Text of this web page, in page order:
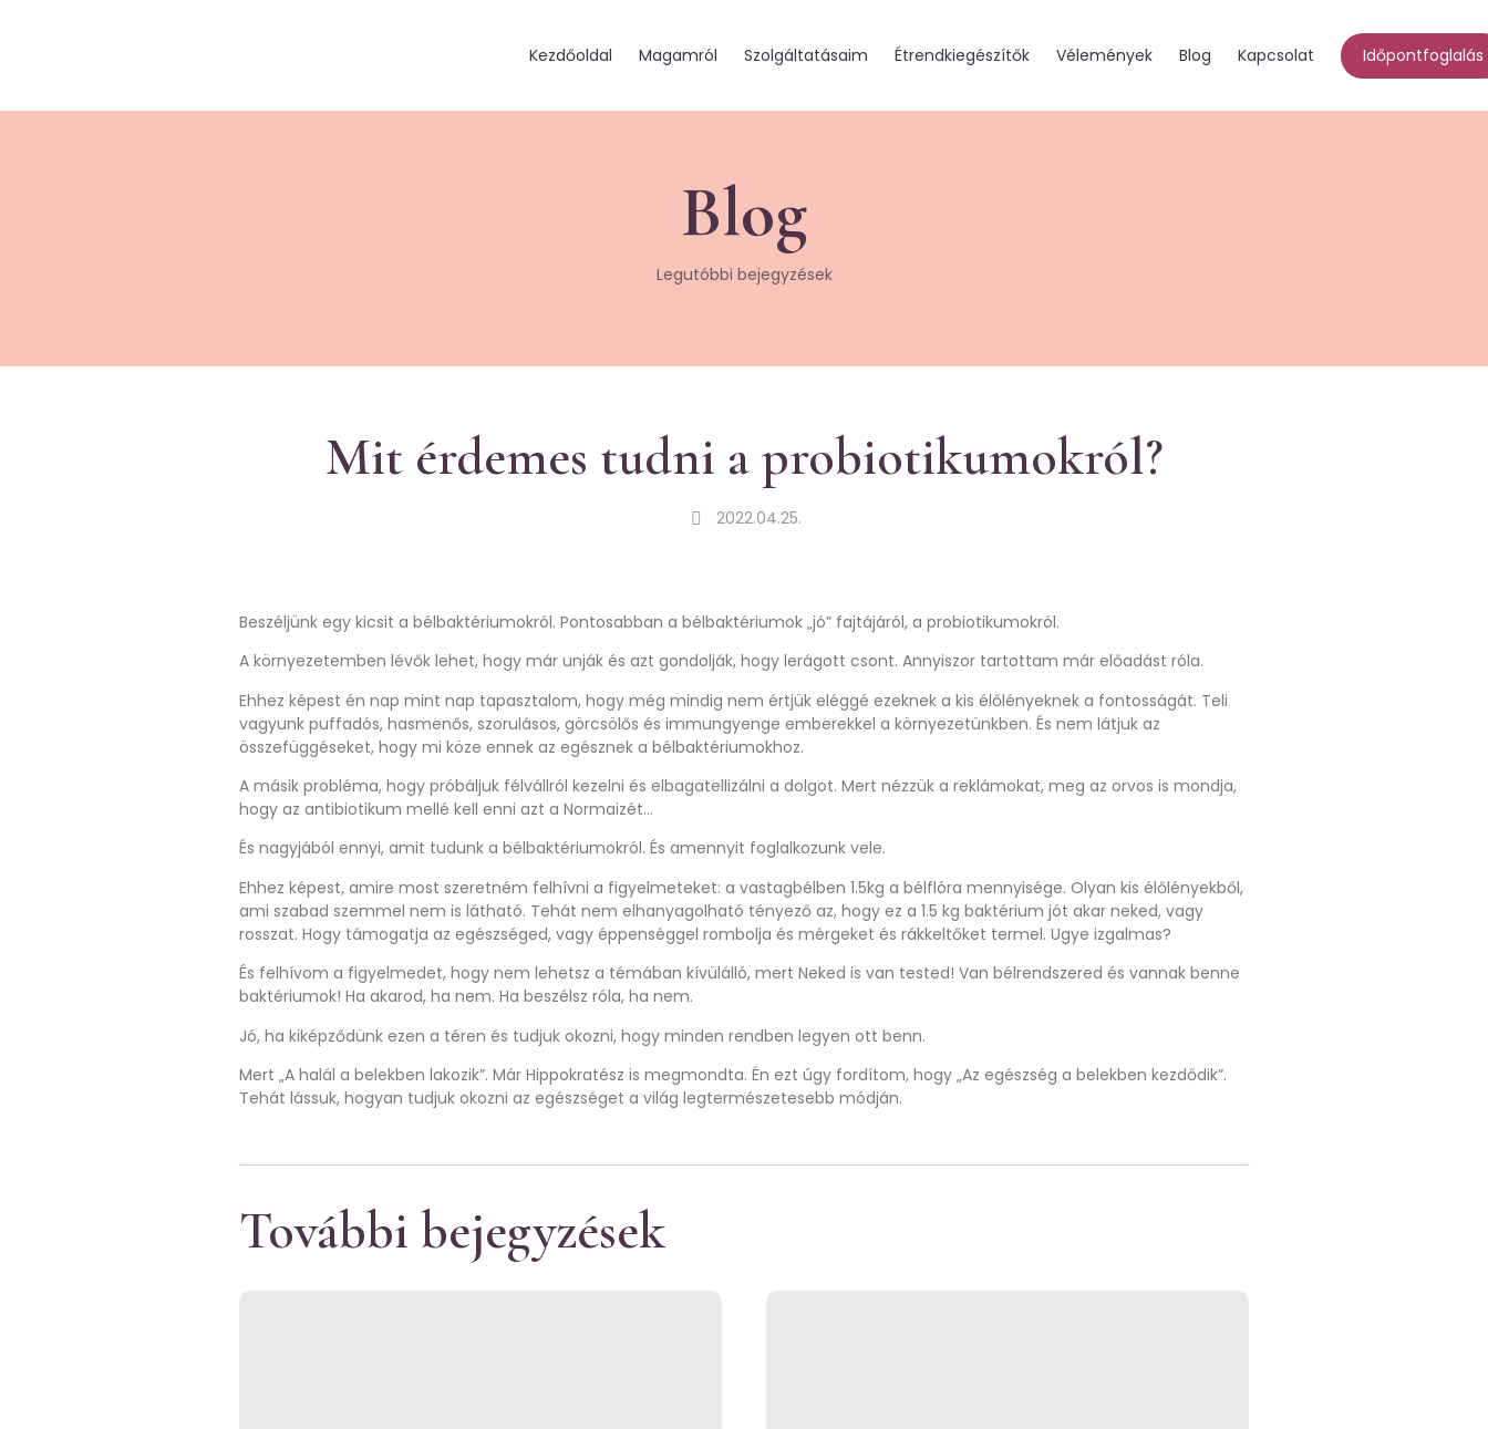
Kezdőoldal Magamról Szolgáltatásaim Étrendkiegészítők Vélemények Blog Kapcsolat Időpontfoglalás
Blog
Legutóbbi bejegyzések
Mit érdemes tudni a probiotikumokról?
2022.04.25.
Beszéljünk egy kicsit a bélbaktériumokról. Pontosabban a bélbaktériumok „jó” fajtájáról, a probiotikumokról.
A környezetemben lévők lehet, hogy már unják és azt gondolják, hogy lerágott csont. Annyiszor tartottam már előadást róla.
Ehhez képest én nap mint nap tapasztalom, hogy még mindig nem értjük eléggé ezeknek a kis élőlényeknek a fontosságát. Teli
vagyunk puffadós, hasmenős, szorulásos, görcsölős és immungyenge emberekkel a környezetünkben. És nem látjuk az
összefüggéseket, hogy mi köze ennek az egésznek a bélbaktériumokhoz.
A másik probléma, hogy próbáljuk félvállról kezelni és elbagatellizálni a dolgot. Mert nézzük a reklámokat, meg az orvos is mondja,
hogy az antibiotikum mellé kell enni azt a Normaizét…
És nagyjából ennyi, amit tudunk a bélbaktériumokról. És amennyit foglalkozunk vele.
Ehhez képest, amire most szeretném felhívni a figyelmeteket: a vastagbélben 1.5kg a bélflóra mennyisége. Olyan kis élőlényekből,
ami szabad szemmel nem is látható. Tehát nem elhanyagolható tényező az, hogy ez a 1.5 kg baktérium jót akar neked, vagy
rosszat. Hogy támogatja az egészséged, vagy éppenséggel rombolja és mérgeket és rákkeltőket termel. Ugye izgalmas?
És felhívom a figyelmedet, hogy nem lehetsz a témában kívülálló, mert Neked is van tested! Van bélrendszered és vannak benne
baktériumok! Ha akarod, ha nem. Ha beszélsz róla, ha nem.
Jó, ha kiképződünk ezen a téren és tudjuk okozni, hogy minden rendben legyen ott benn.
Mert „A halál a belekben lakozik”. Már Hippokratész is megmondta. Én ezt úgy fordítom, hogy „Az egészség a belekben kezdődik”.
Tehát lássuk, hogyan tudjuk okozni az egészséget a világ legtermészetesebb módján.
További bejegyzések